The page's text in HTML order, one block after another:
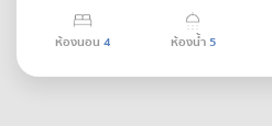
ห้องนอน 4 ห้องน้ำ5